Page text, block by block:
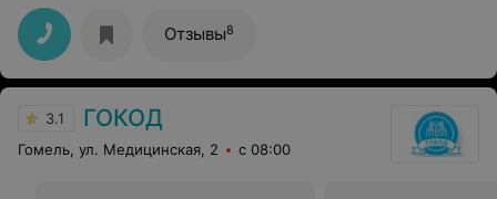
зоне". Низкий поклон и пожелания добра,душевного
тепла и здоровья Доктору!! БЛАГОДАРЮ!
Отзывы8
3.1 ГОКОД
Гомель, ул. Медицинская, 2 с 08:00